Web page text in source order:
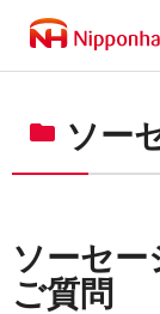
ソー
ソーセ
ご質問